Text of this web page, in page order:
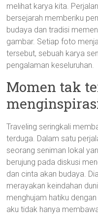
melihat karya kita.
bersejarah memberiku
budaya dan tradisi
gambar. Setiap foto
tersebut, sebuah karya
pengalaman keseluruhan.
Momen tak
Traveling seringkali
terduga. Dalam satu
seorang seniman lokal
berujung pada diskusi
dan cinta akan budaya.
merayakan keindahan
menghujam hatiku
aku tidak hanya